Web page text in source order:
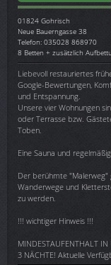
01824 Gohrisch
Neue Bauerngasse 38
Telefon: 035028 868970
8 Betten + zusätzlich
Liebevoll restauriertes
Google-Bewertungen,
und Entspannung.
Unsere vier Wohnungen
oder Terrasse bzw.
Toben.
Eine Sauna und
Der berühmte
Wanderwege und
zu werden.
!!! wichtiger Hinweis !!!
MINDESTAUFENTHALT IN
3 NÄCHTE! Aktuelle